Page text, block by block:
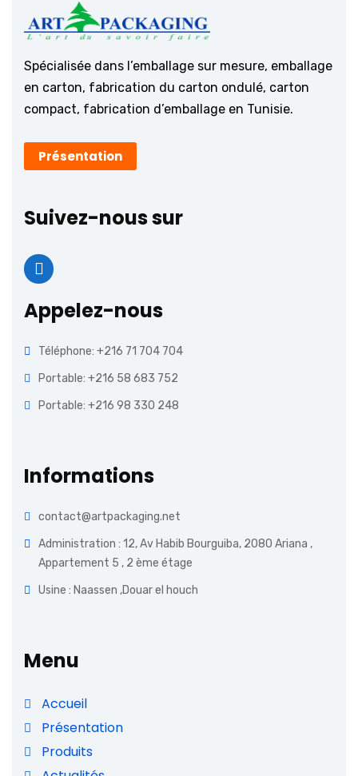
Spécialisée dans l’emballage sur mesure, emballage
en carton, fabrication du carton ondulé, carton
compact, fabrication d’emballage en Tunisie.
Présentation
Suivez-nous sur
Appelez-nous
Téléphone: +216 71 704 704
Portable: +216 58 683 752
Portable: +216 98 330 248
Informations
contact@artpackaging.net
Administration : 12, Av Habib Bourguiba, 2080 Ariana ,
Appartement 5 , 2 ème étage
Usine : Naassen ,Douar el houch
Menu
Accueil
Présentation
Produits